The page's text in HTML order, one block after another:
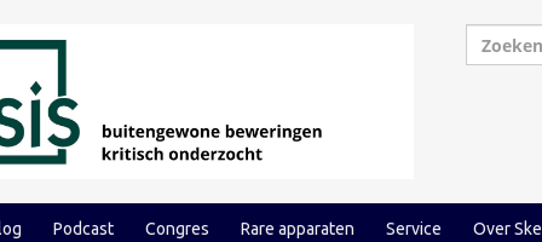
Podcast Congres Rare apparaten Service Over